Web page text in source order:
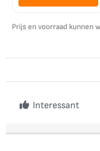
Prijs en voorraad kunnen
Interessant